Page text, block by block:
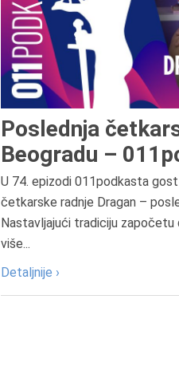
Poslednja
Beogradu –
U 74. epizodi 011podkasta
četkarske radnje Dragan –
Nastavljajući tradiciju započetu
više...
Detaljnije ›